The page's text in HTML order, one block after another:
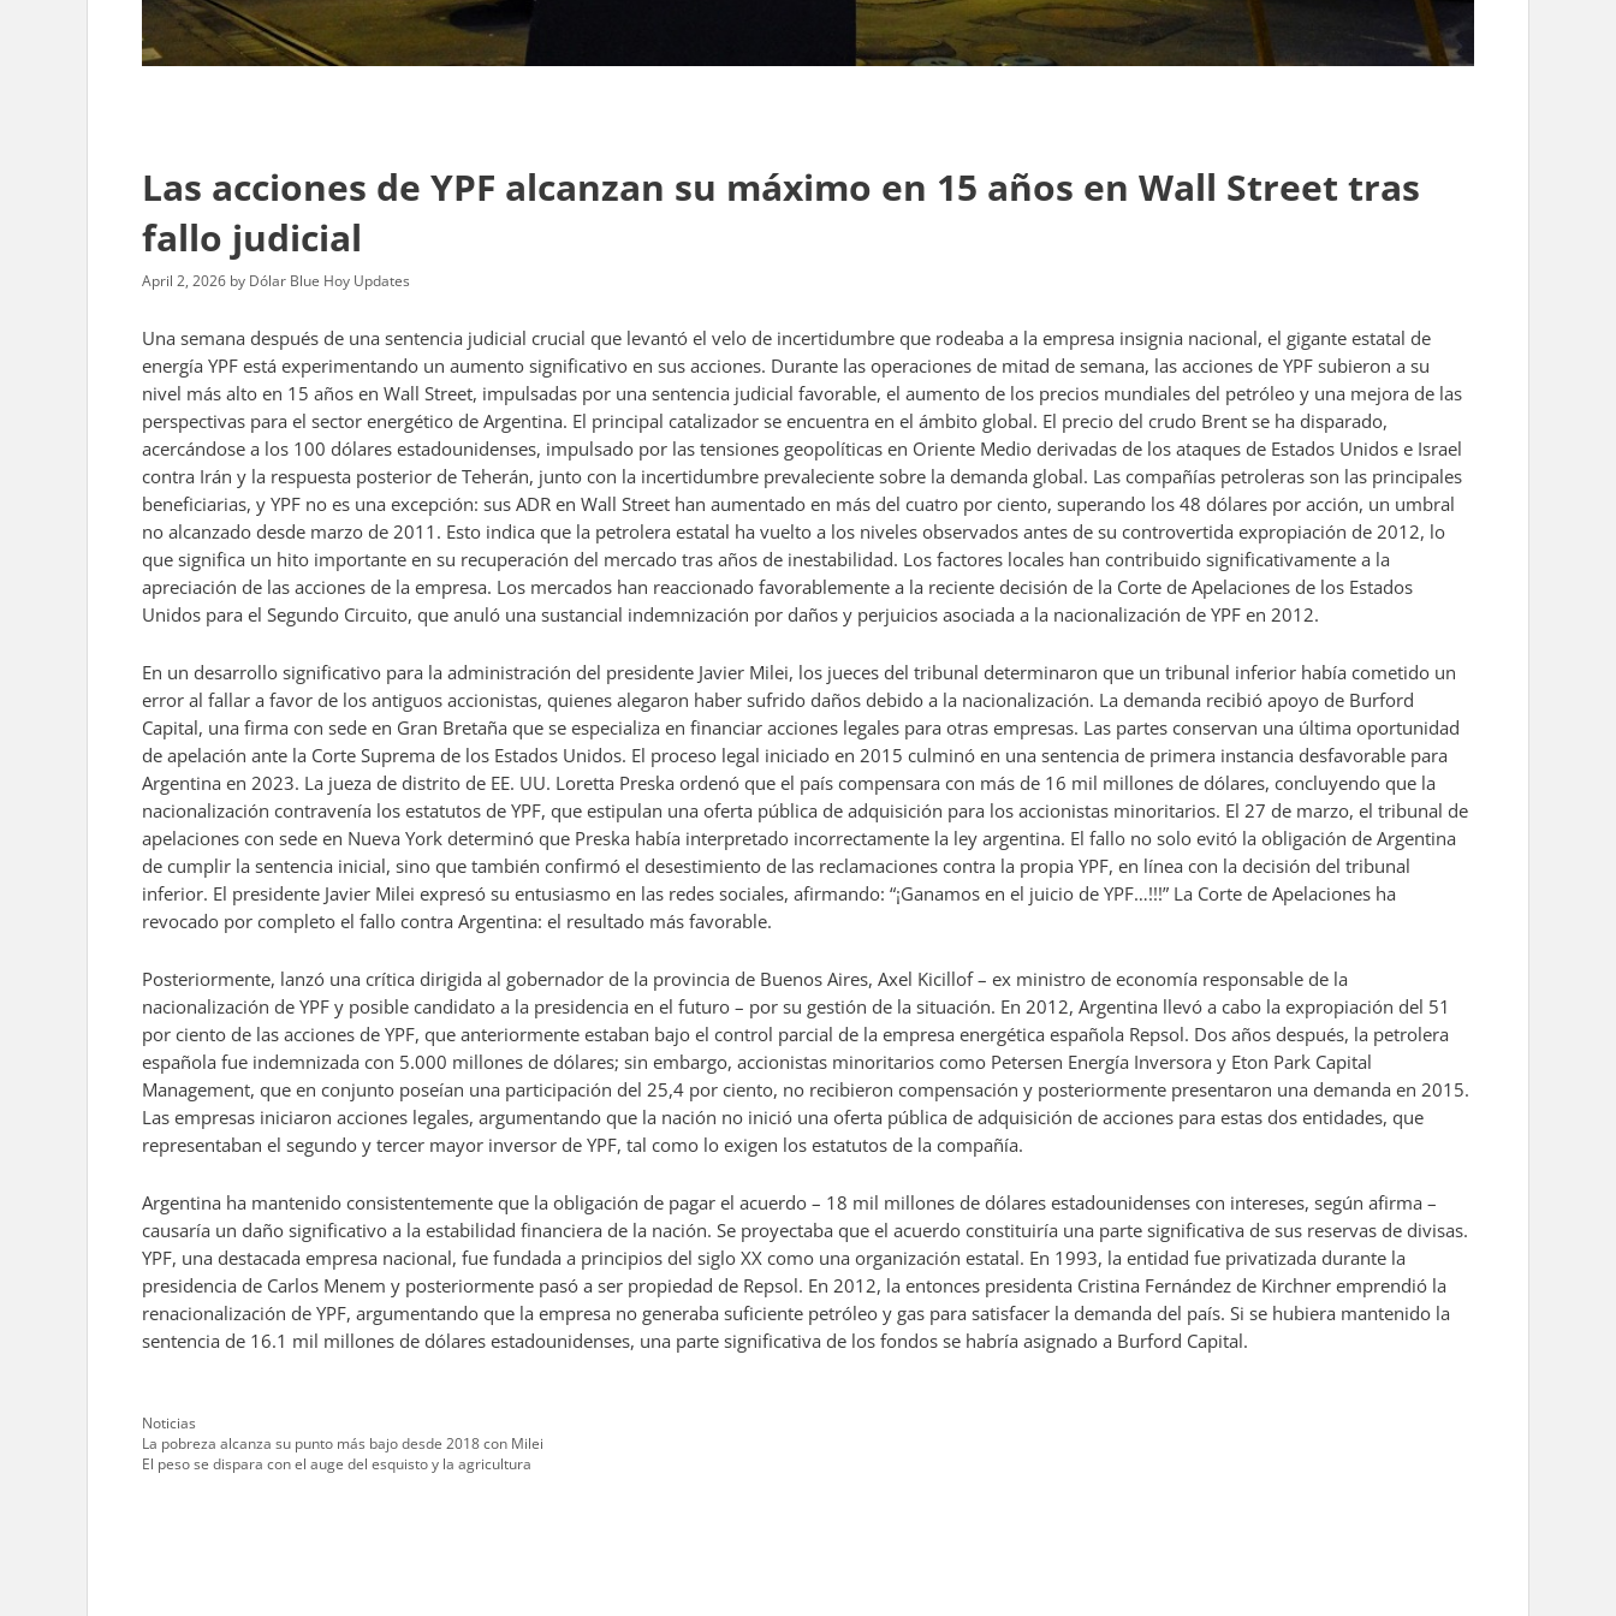
Las acciones de YPF alcanzan su máximo en 15 años en Wall Street tras
fallo judicial
April 2, 2026 by Dólar Blue Hoy Updates
Una semana después de una sentencia judicial crucial que levantó el velo de incertidumbre que rodeaba a la empresa insignia nacional, el gigante estatal de
energía YPF está experimentando un aumento significativo en sus acciones. Durante las operaciones de mitad de semana, las acciones de YPF subieron a su
nivel más alto en 15 años en Wall Street, impulsadas por una sentencia judicial favorable, el aumento de los precios mundiales del petróleo y una mejora de las
perspectivas para el sector energético de Argentina. El principal catalizador se encuentra en el ámbito global. El precio del crudo Brent se ha disparado,
acercándose a los 100 dólares estadounidenses, impulsado por las tensiones geopolíticas en Oriente Medio derivadas de los ataques de Estados Unidos e Israel
contra Irán y la respuesta posterior de Teherán, junto con la incertidumbre prevaleciente sobre la demanda global. Las compañías petroleras son las principales
beneficiarias, y YPF no es una excepción: sus ADR en Wall Street han aumentado en más del cuatro por ciento, superando los 48 dólares por acción, un umbral
no alcanzado desde marzo de 2011. Esto indica que la petrolera estatal ha vuelto a los niveles observados antes de su controvertida expropiación de 2012, lo
que significa un hito importante en su recuperación del mercado tras años de inestabilidad. Los factores locales han contribuido significativamente a la
apreciación de las acciones de la empresa. Los mercados han reaccionado favorablemente a la reciente decisión de la Corte de Apelaciones de los Estados
Unidos para el Segundo Circuito, que anuló una sustancial indemnización por daños y perjuicios asociada a la nacionalización de YPF en 2012.
En un desarrollo significativo para la administración del presidente Javier Milei, los jueces del tribunal determinaron que un tribunal inferior había cometido un
error al fallar a favor de los antiguos accionistas, quienes alegaron haber sufrido daños debido a la nacionalización. La demanda recibió apoyo de Burford
Capital, una firma con sede en Gran Bretaña que se especializa en financiar acciones legales para otras empresas. Las partes conservan una última oportunidad
de apelación ante la Corte Suprema de los Estados Unidos. El proceso legal iniciado en 2015 culminó en una sentencia de primera instancia desfavorable para
Argentina en 2023. La jueza de distrito de EE. UU. Loretta Preska ordenó que el país compensara con más de 16 mil millones de dólares, concluyendo que la
nacionalización contravenía los estatutos de YPF, que estipulan una oferta pública de adquisición para los accionistas minoritarios. El 27 de marzo, el tribunal de
apelaciones con sede en Nueva York determinó que Preska había interpretado incorrectamente la ley argentina. El fallo no solo evitó la obligación de Argentina
de cumplir la sentencia inicial, sino que también confirmó el desestimiento de las reclamaciones contra la propia YPF, en línea con la decisión del tribunal
inferior. El presidente Javier Milei expresó su entusiasmo en las redes sociales, afirmando: “¡Ganamos en el juicio de YPF…!!!” La Corte de Apelaciones ha
revocado por completo el fallo contra Argentina: el resultado más favorable.
Posteriormente, lanzó una crítica dirigida al gobernador de la provincia de Buenos Aires, Axel Kicillof – ex ministro de economía responsable de la
nacionalización de YPF y posible candidato a la presidencia en el futuro – por su gestión de la situación. En 2012, Argentina llevó a cabo la expropiación del 51
por ciento de las acciones de YPF, que anteriormente estaban bajo el control parcial de la empresa energética española Repsol. Dos años después, la petrolera
española fue indemnizada con 5.000 millones de dólares; sin embargo, accionistas minoritarios como Petersen Energía Inversora y Eton Park Capital
Management, que en conjunto poseían una participación del 25,4 por ciento, no recibieron compensación y posteriormente presentaron una demanda en 2015.
Las empresas iniciaron acciones legales, argumentando que la nación no inició una oferta pública de adquisición de acciones para estas dos entidades, que
representaban el segundo y tercer mayor inversor de YPF, tal como lo exigen los estatutos de la compañía.
Argentina ha mantenido consistentemente que la obligación de pagar el acuerdo – 18 mil millones de dólares estadounidenses con intereses, según afirma –
causaría un daño significativo a la estabilidad financiera de la nación. Se proyectaba que el acuerdo constituiría una parte significativa de sus reservas de divisas.
YPF, una destacada empresa nacional, fue fundada a principios del siglo XX como una organización estatal. En 1993, la entidad fue privatizada durante la
presidencia de Carlos Menem y posteriormente pasó a ser propiedad de Repsol. En 2012, la entonces presidenta Cristina Fernández de Kirchner emprendió la
renacionalización de YPF, argumentando que la empresa no generaba suficiente petróleo y gas para satisfacer la demanda del país. Si se hubiera mantenido la
sentencia de 16.1 mil millones de dólares estadounidenses, una parte significativa de los fondos se habría asignado a Burford Capital.
Categories
Noticias
La pobreza alcanza su punto más bajo desde 2018 con Milei
El peso se dispara con el auge del esquisto y la agricultura